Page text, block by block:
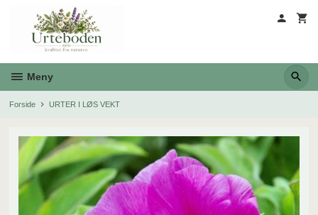
innholdet
Meny
Forside URTER I LØS VEKT